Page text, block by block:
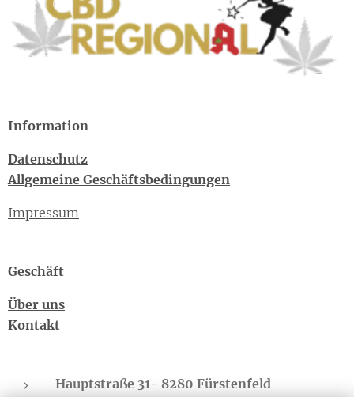
Information
Datenschutz
Allgemeine Geschäftsbedingungen
Impressum
Geschäft
Über uns
Kontakt
Hauptstraße 31- 8280 Fürstenfeld